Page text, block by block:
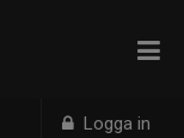
Logga in